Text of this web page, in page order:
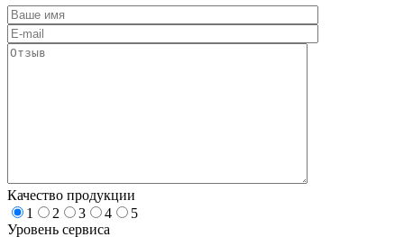
Качество продукции
1
2 3 4
5
Уровень сервиса